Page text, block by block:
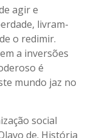
agir e
livram-
o redimir.
a inversões
é
mundo jaz no
social
de. História